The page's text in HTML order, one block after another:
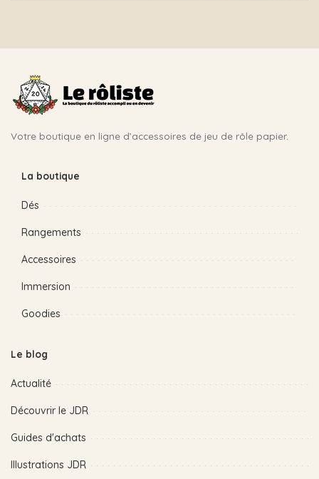
Votre boutique en ligne d’accessoires de jeu de rôle papier.
La boutique
Dés
Rangements
Accessoires
Immersion
Goodies
Le blog
Actualité
Découvrir le JDR
Guides d'achats
Illustrations JDR